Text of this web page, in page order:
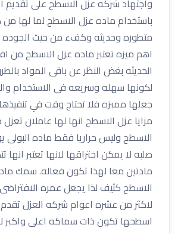
واجتهاد شركه عزل الاسطح على
باستخدام ماده عزل الاسطح لما لها من
متطوره وحديثه وكفء من حيث الجوده
اهم ميزه تعتبر ماده عزل الاسطح من
الحديثه بغض النظر عن باقى المواد
لكونها سهله وسريعه فى الاستخدام
جعلها مميزه فلا تحتاج وقت في
مزايا عزل الاسطح انها لها عاملان تعزل
الاسطح وليس حراريا فقط ماده البولى
صلبه لا يمكن اختراقها لانها تعتبر
مادتين معا لهذا تكون فعاله. سمك
الاسطح كثيف لذا يجعل عمره
لاكثر من عشره اعوام شركه العزل
اسطحها تكون ذات سماكه اعلى واكبر